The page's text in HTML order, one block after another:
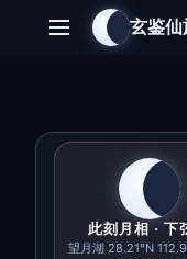
主菜单 玄鉴
此刻月相 · 下
望月湖 28.21°N